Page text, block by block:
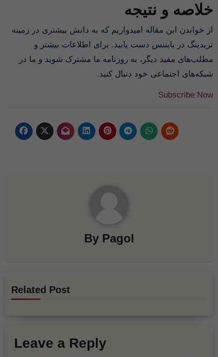
خلاصه و نتیجه
از خواندن این مقاله امیدواریم که به دانش بیشتری در زمینه
تریدینگ در بایننس دست یابید. برای اطلاعات بیشتر و
مطلب‌های مفید دیگر، به روزنامه ما مشترک شوید و ما در
شبکه‌های اجتماعی خود دنبال کنید.
Subscribe Now
By Pagol
Related Post
Leave a Reply